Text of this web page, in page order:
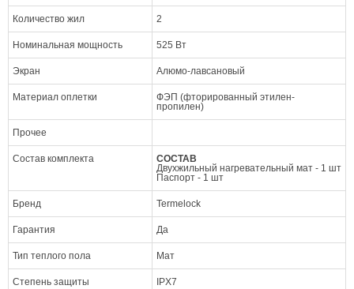
Количество жил 2
Номинальная мощность 525 Вт
Экран Алюмо-лавсановый
Материал оплетки
ФЭП (фторированный этилен-
пропилен)
Прочее
Состав комплекта
СОСТАВ
Двухжильный нагревательный мат - 1 шт
Паспорт - 1 шт
Бренд Termelock
Гарантия Да
Тип теплого пола Мат
Степень защиты IPX7